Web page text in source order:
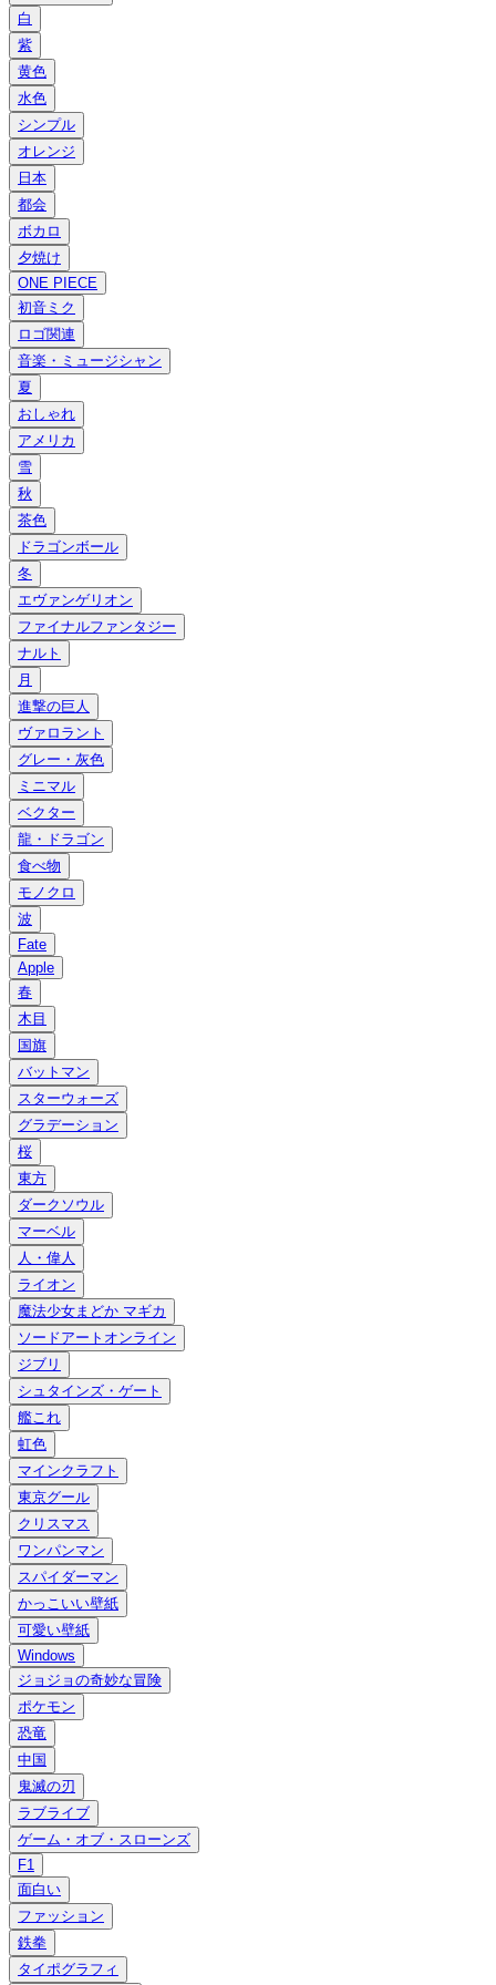
白
紫
黄色
水色
シンプル
オレンジ
日本
都会
ボカロ
夕焼け
ONE PIECE
初音ミク
ロゴ関連
音楽・ミュージシャン
夏
おしゃれ
アメリカ
雪
秋
茶色
ドラゴンボール
冬
エヴァンゲリオン
ファイナルファンタジー
ナルト
月
進撃の巨人
ヴァロラント
グレー・灰色
ミニマル
ベクター
龍・ドラゴン
食べ物
モノクロ
波
Fate
Apple
春
木目
国旗
バットマン
スターウォーズ
グラデーション
桜
東方
ダークソウル
マーベル
人・偉人
ライオン
魔法少女まどか マギカ
ソードアートオンライン
ジブリ
シュタインズ・ゲート
艦これ
虹色
マインクラフト
東京グール
クリスマス
ワンパンマン
スパイダーマン
かっこいい壁紙
可愛い壁紙
Windows
ジョジョの奇妙な冒険
ポケモン
恐竜
中国
鬼滅の刃
ラブライブ
ゲーム・オブ・スローンズ
F1
面白い
ファッション
鉄拳
タイポグラフィ